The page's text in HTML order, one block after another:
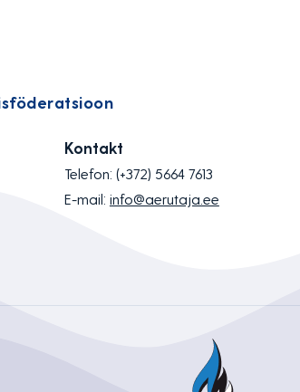
Kontakt
Telefon: (+372) 5664 7613
E-mail: info@aerutaja.ee